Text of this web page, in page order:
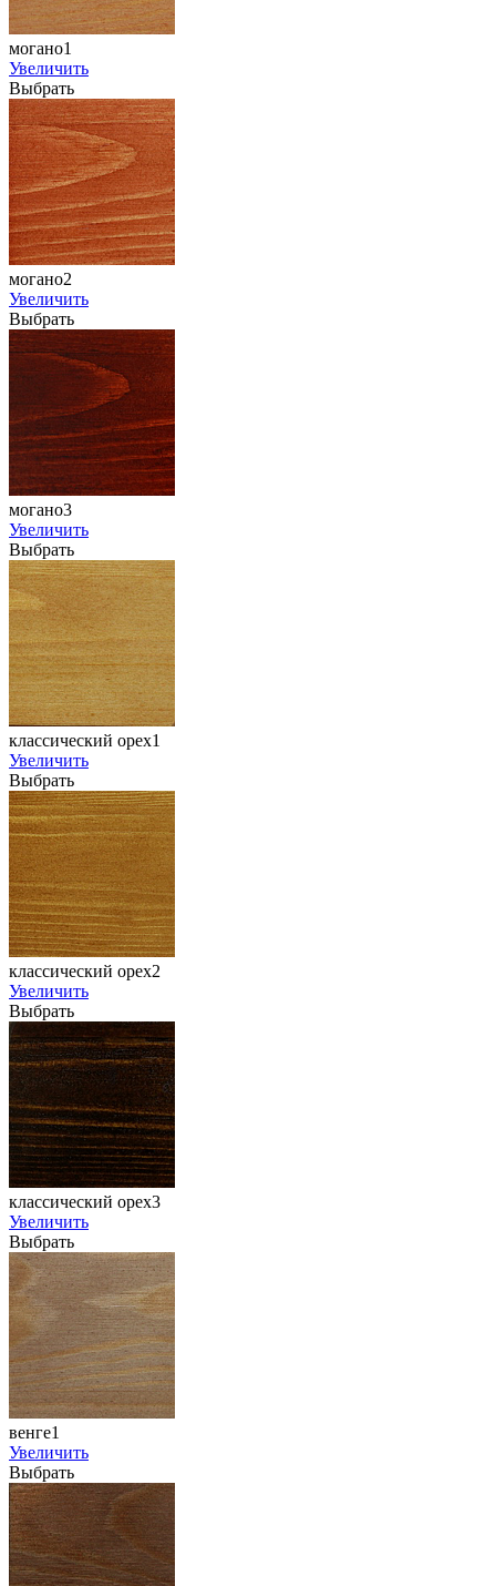
могано1
Увеличить
Выбрать
могано2
Увеличить
Выбрать
могано3
Увеличить
Выбрать
классический орех1
Увеличить
Выбрать
классический орех2
Увеличить
Выбрать
классический орех3
Увеличить
Выбрать
венге1
Увеличить
Выбрать